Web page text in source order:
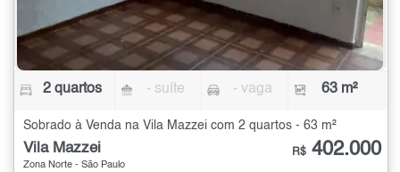
2 quartos - suíte - vaga 63 m²
Sobrado à Venda na Vila Mazzei com 2 quartos - 63 m²
Vila Mazzei
Zona Norte - São Paulo
R$ 402.000